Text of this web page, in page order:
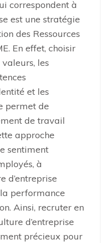
correspondent à
est une stratégie
des Ressources
En effet, choisir
les
et les
permet de
de travail
approche
sentiment
à
d’entreprise
performance
Ainsi, recruter en
d’entreprise
précieux pour